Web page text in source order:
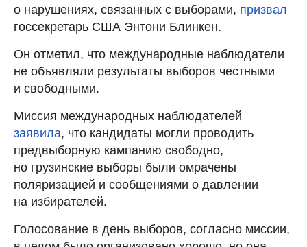
о нарушениях, связанных с выборами, призвал
госсекретарь США Энтони Блинкен.
Он отметил, что международные наблюдатели
не объявляли результаты выборов честными
и свободными.
Миссия международных наблюдателей
заявила, что кандидаты могли проводить
предвыборную кампанию свободно,
но грузинские выборы были омрачены
поляризацией и сообщениями о давлении
на избирателей.
Голосование в день выборов, согласно миссии,